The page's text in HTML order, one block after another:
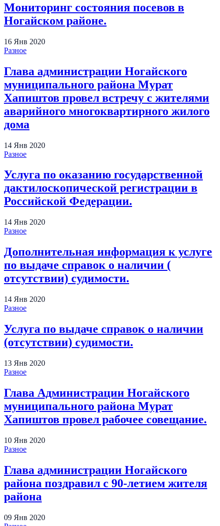
Мониторинг состояния посевов в
Ногайском районе.
16 Янв 2020
Разное
Глава администрации Ногайского
муниципального района Мурат
Хапиштов провел встречу с жителями
аварийного многоквартирного жилого
дома
14 Янв 2020
Разное
Услуга по оказанию государственной
дактилоскопической регистрации в
Российской Федерации.
14 Янв 2020
Разное
Дополнительная информация к услуге
по выдаче справок о наличии (
отсутствии) судимости.
14 Янв 2020
Разное
Услуга по выдаче справок о наличии
(отсутствии) судимости.
13 Янв 2020
Разное
Глава Администрации Ногайского
муниципального района Мурат
Хапиштов провел рабочее совещание.
10 Янв 2020
Разное
Глава администрации Ногайского
района поздравил с 90-летием жителя
района
09 Янв 2020